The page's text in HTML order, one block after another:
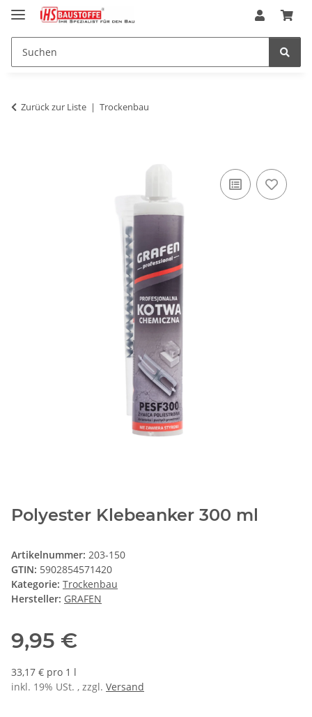
Zurück zur Liste Trockenbau
Polyester Klebeanker 300 ml
Artikelnummer: 203-150
GTIN: 5902854571420
Kategorie: Trockenbau
Hersteller: GRAFEN
9,95 €
33,17 € pro 1 l
inkl. 19% USt. , zzgl. Versand